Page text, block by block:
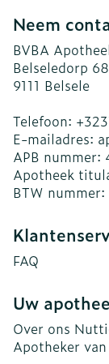
Neem
BVBA
Belseledorp 68
9111 Belsele
Telefoon:
E-mailadres:
APB nummer:
Apotheek
BTW nummer:
FAQ
Uw
Over ons
Apotheker